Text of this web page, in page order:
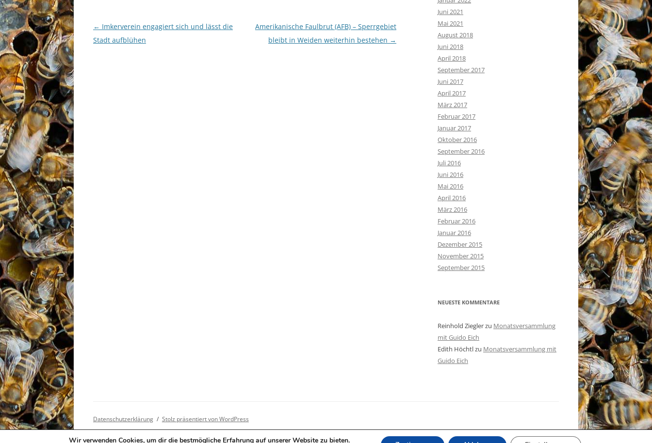
Beitragsnavigation
← Imkerverein engagiert sich und lässt die
Stadt aufblühen
Amerikanische Faulbrut (AFB) – Sperrgebiet
bleibt in Weiden weiterhin bestehen →
Juni 2021
Mai 2021
August 2018
Juni 2018
April 2018
September 2017
Juni 2017
April 2017
März 2017
Februar 2017
Januar 2017
Oktober 2016
September 2016
Juli 2016
Juni 2016
Mai 2016
April 2016
März 2016
Februar 2016
Januar 2016
Dezember 2015
November 2015
September 2015
NEUESTE KOMMENTARE
Reinhold Zieglerzu Monatsversammlung
mit Guido Eich
Edith Höchtlzu Monatsversammlung mit
Guido Eich
Datenschutzerklärung Stolz präsentiert von WordPress
Wir verwenden Cookies, um dir die bestmögliche Erfahrung auf unserer Website zu bieten.